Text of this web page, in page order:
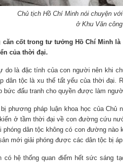
Chủ tịch Hồ Chí Minh nói chuyện
ở Khu Văn
căn cốt trong tư tưởng Hồ Chí Minh
của thời đại.
do là đặc tính của con người nên khi
dân tộc là xu thế tất yếu của thời
bức đấu tranh cho quyền được làm
phương pháp luận khoa học của Chủ
ở tầm thời đại về con đường cứu
dân tộc không có con đường nào
mới giải phóng được các dân tộc bị
có hệ thống quan điểm hết sức sáng